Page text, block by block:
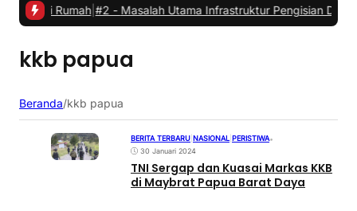
Rumah | #2 -Masalah Utama Infrastruktur Pengisian Daya untuk
kkb papua
Beranda/kkb papua
BERITA TERBARU NASIONAL PERISTIWA•
30 Januari 2024
TNI Sergap dan Kuasai Markas KKB
di Maybrat Papua Barat Daya